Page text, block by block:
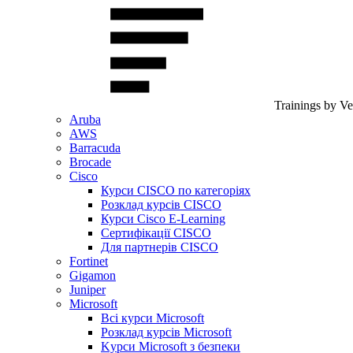
Trainings by
Aruba
AWS
Barracuda
Brocade
Cisco
Курси CISCO по категоріях
Розклад курсів CISCO
Курси Cisco E-Learning
Сертифікації CISCO
Для партнерів CISCO
Fortinet
Gigamon
Juniper
Microsoft
Всі курси Microsoft
Розклад курсів Microsoft
Kyрси Microsoft з безпеки